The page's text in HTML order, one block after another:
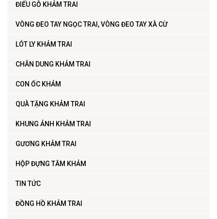
ĐIẾU GỖ KHẢM TRAI
VÒNG ĐEO TAY NGỌC TRAI, VÒNG ĐEO TAY XÀ CỪ
LÓT LY KHẢM TRAI
CHÂN DUNG KHẢM TRAI
CON ỐC KHẢM
QUÀ TẶNG KHẢM TRAI
KHUNG ẢNH KHẢM TRAI
GƯƠNG KHẢM TRAI
HỘP ĐỰNG TĂM KHẢM
TIN TỨC
ĐỒNG HỒ KHẢM TRAI